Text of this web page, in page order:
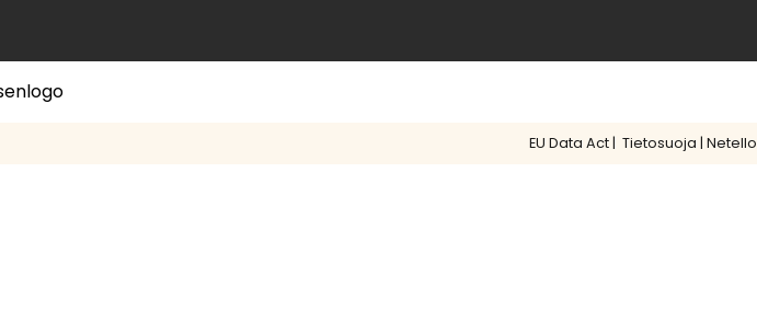
EU Data Act | Tietosuoja | Netello